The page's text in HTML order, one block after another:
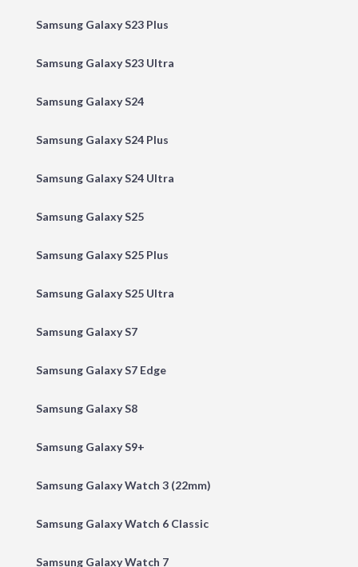
Samsung Galaxy S23 Plus
Samsung Galaxy S23 Ultra
Samsung Galaxy S24
Samsung Galaxy S24 Plus
Samsung Galaxy S24 Ultra
Samsung Galaxy S25
Samsung Galaxy S25 Plus
Samsung Galaxy S25 Ultra
Samsung Galaxy S7
Samsung Galaxy S7 Edge
Samsung Galaxy S8
Samsung Galaxy S9+
Samsung Galaxy Watch 3 (22mm)
Samsung Galaxy Watch 6 Classic
Samsung Galaxy Watch 7